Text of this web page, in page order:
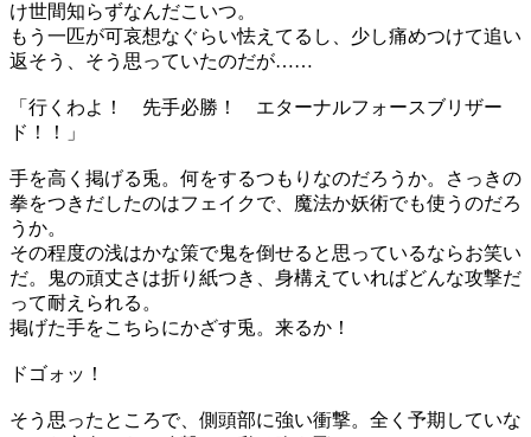
け世間知らずなんだこいつ。
もう一匹が可哀想なぐらい怯えてるし、少し痛めつけて追い
返そう、そう思っていたのだが……
「行くわよ！ 先手必勝！ エターナルフォースブリザー
ド！！」
手を高く掲げる兎。何をするつもりなのだろうか。さっきの
拳をつきだしたのはフェイクで、魔法か妖術でも使うのだろ
うか。
その程度の浅はかな策で鬼を倒せると思っているならお笑い
だ。鬼の頑丈さは折り紙つき、身構えていればどんな攻撃だ
って耐えられる。
掲げた手をこちらにかざす兎。来るか！
ドゴォッ！
そう思ったところで、側頭部に強い衝撃。全く予期していな